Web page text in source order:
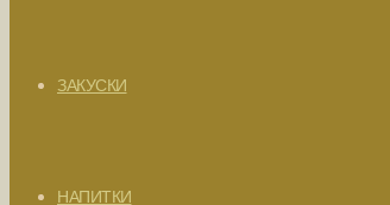
ЗАКУСКИ
НАПИТКИ